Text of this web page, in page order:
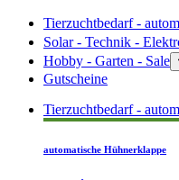
Tierzuchtbedarf -
Solar - Technik -
Hobby - Garten - Sale
Gutscheine
Tierzuchtbedarf -
automatische Hühnerklappe